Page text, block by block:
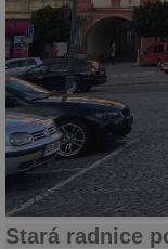
Stará radnice